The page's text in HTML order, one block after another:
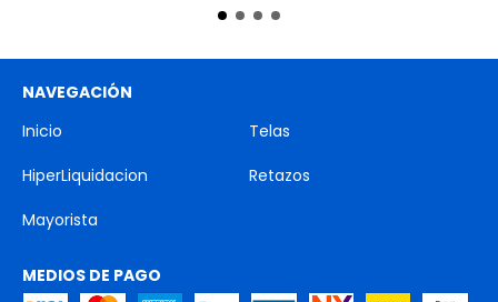
NAVEGACIÓN
Inicio
Telas
HiperLiquidacion
Retazos
Mayorista
MEDIOS DE PAGO